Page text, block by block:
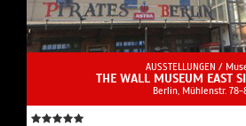
AUSSTELLUNGEN /
THE WALL MUSEUM EAST
Berlin, Mühlenstr. 78-